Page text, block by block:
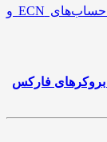
بروکرهای فارکس